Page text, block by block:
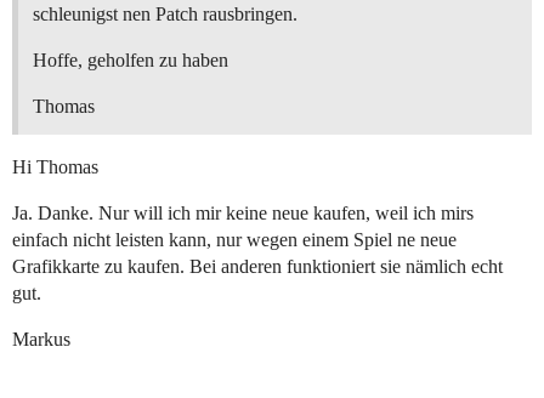
schleunigst nen Patch rausbringen.
Hoffe, geholfen zu haben
Thomas
Hi Thomas
Ja. Danke. Nur will ich mir keine neue kaufen, weil ich mirs
einfach nicht leisten kann, nur wegen einem Spiel ne neue
Grafikkarte zu kaufen. Bei anderen funktioniert sie nämlich echt
gut.
Markus